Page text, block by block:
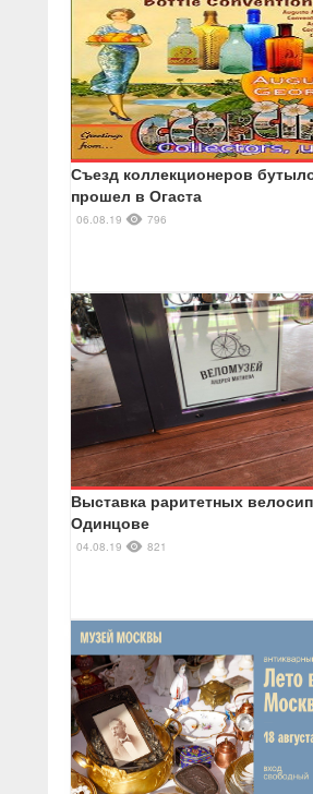
Съезд коллекционеров
прошел в Огаста
06.08.19 796
Выставка раритетных
Одинцове
04.08.19 821